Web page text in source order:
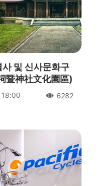
및 신사문화구
暨神社文化園區)
18:00 人氣6282